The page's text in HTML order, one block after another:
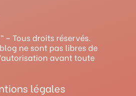
r
e
s
o
o
k
y
– Tous droits réservés.
ne sont pas libres de
avant toute
légales